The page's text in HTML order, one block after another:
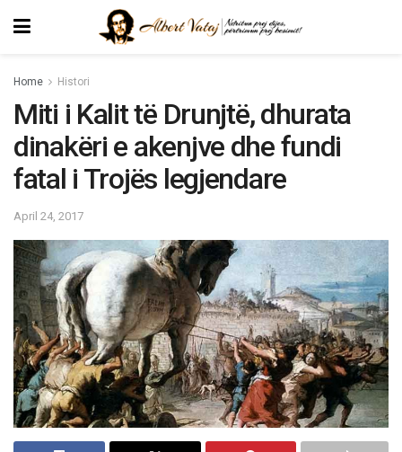
Home Histori
Miti i Kalit të Drunjtë, dhurata
dinakëri e akenjve dhe fundi
fatal i Trojës legjendare
April 24, 2017